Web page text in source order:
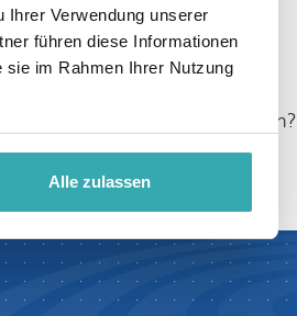
Ihrer Verwendung unserer
führen diese Informationen
sie im Rahmen Ihrer Nutzung
Alle zulassen
andere interaktive Lösungen?
das Formular aus.